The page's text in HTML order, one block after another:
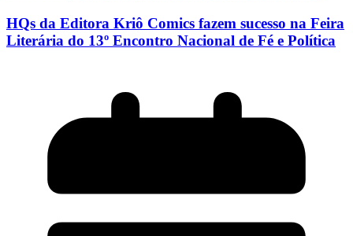
HQs da Editora Kriô Comics fazem sucesso na Feira
Literária do 13º Encontro Nacional de Fé e Política